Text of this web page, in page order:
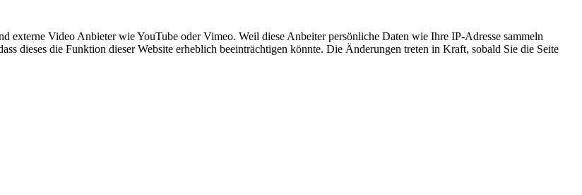
externe Video Anbieter wie YouTube oder Vimeo. Weil diese Anbeiter persönliche Daten wie Ihre IP-Adresse sammeln
dieses die Funktion dieser Website erheblich beeinträchtigen könnte. Die Änderungen treten in Kraft, sobald Sie die Seite